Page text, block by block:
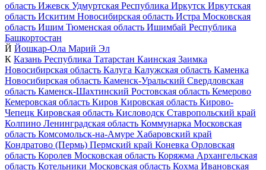
область Ижевск Удмуртская Республика Иркутск Иркутская
область Искитим Новосибирская область Истра Московская
область Ишим Тюменская область Ишимбай Республика
Башкортостан
Й Йошкар-Ола Марий Эл
К Казань Республика Татарстан Каинская Заимка
Новосибирская область Калуга Калужская область Каменка
Новосибирская область Каменск-Уральский Свердловская
область Каменск-Шахтинский Ростовская область Кемерово
Кемеровская область Киров Кировская область Кирово-
Чепецк Кировская область Кисловодск Ставропольский край
Колпино Ленинградская область Коммунарка Московская
область Комсомольск-на-Амуре Хабаровский край
Кондратово (Пермь) Пермский край Коневка Орловская
область Королев Московская область Коряжма Архангельская
область Котельники Московская область Кохма Ивановская